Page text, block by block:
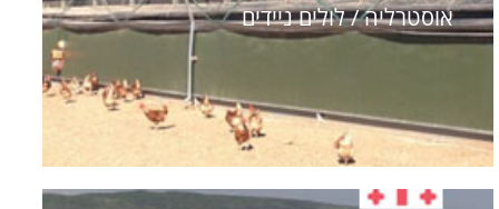
אוסטרליה / לולים ניידים